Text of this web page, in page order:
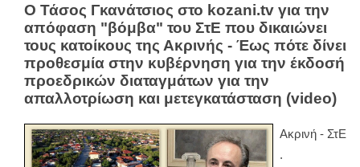
Ο Τάσος Γκανάτσιος στο kozani.tv για την
απόφαση "βόμβα" του ΣτΕ που δικαιώνει
τους κατοίκους της Ακρινής - Έως πότε δίνει
προθεσμία στην κυβέρνηση για την έκδοσή
προεδρικών διαταγμάτων για την
απαλλοτρίωση και μετεγκατάσταση (video)
Ακρινή - ΣτΕ
.